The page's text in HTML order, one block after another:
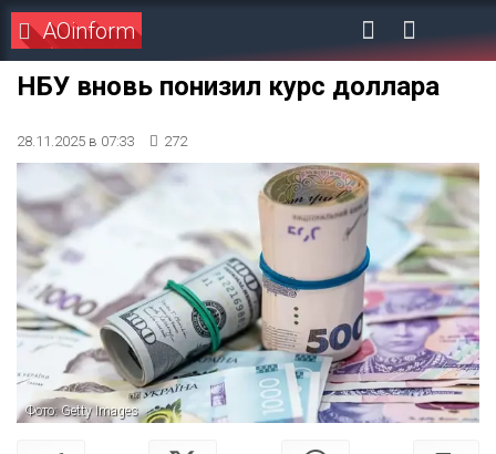
AOinform
НБУ вновь понизил курс доллара
28.11.2025 в 07:33 272
Фото: Getty Images